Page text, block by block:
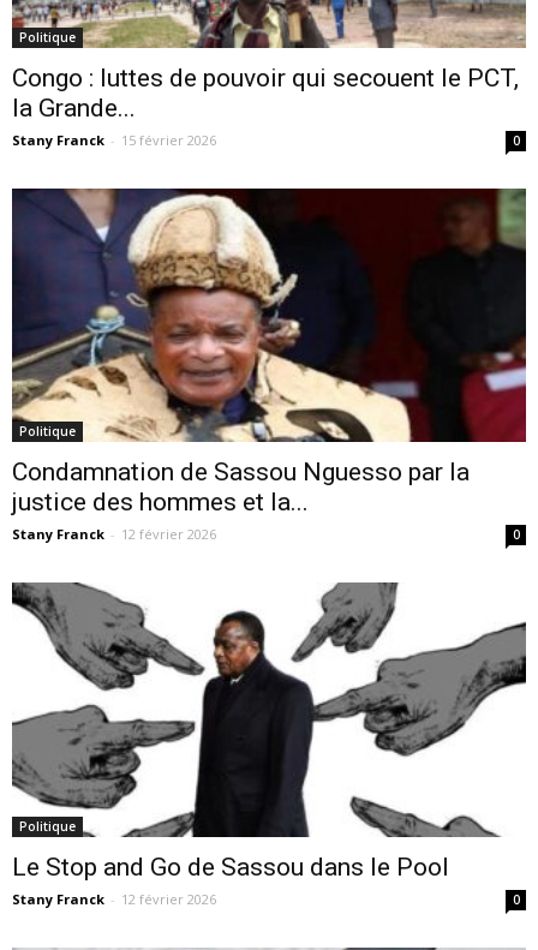
Politique
Congo : luttes de pouvoir qui secouent le PCT,
la Grande...
Stany Franck - 15 février 2026 0
Politique
Condamnation de Sassou Nguesso par la
justice des hommes et la...
Stany Franck - 12 février 2026 0
Politique
Le Stop and Go de Sassou dans le Pool
Stany Franck - 12 février 2026 0